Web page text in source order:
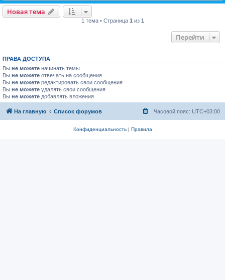
Новая тема
1 тема • Страница 1 из 1
Перейти
ПРАВА ДОСТУПА
Вы не можете начинать темы
Вы не можете отвечать на сообщения
Вы не можете редактировать свои сообщения
Вы не можете удалять свои сообщения
Вы не можете добавлять вложения
На главную Список форумов Часовой пояс: UTC+03:00
Конфиденциальность| Правила